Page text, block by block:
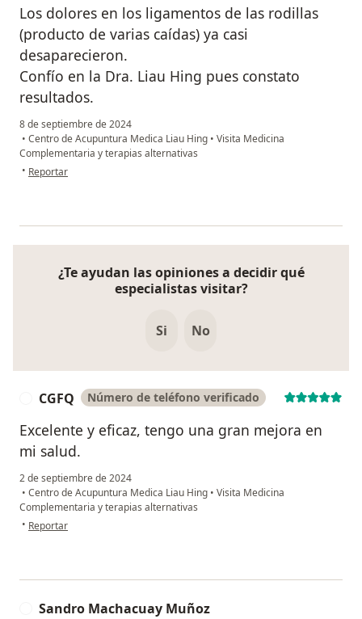
Los dolores en los ligamentos de las rodillas
(producto de varias caídas) ya casi
desaparecieron.
Confío en la Dra. Liau Hing pues constato
resultados.
8 de septiembre de 2024
• Centro de Acupuntura Medica Liau Hing • Visita Medicina
Complementaria y terapias alternativas
• en opinión del usuario Edith Rios
Reportar
¿Te ayudan las opiniones a decidir qué
especialistas visitar?
Si No
CGFQ Número de teléfono verificado
Excelente y eficaz, tengo una gran mejora en
mi salud.
2 de septiembre de 2024
• Centro de Acupuntura Medica Liau Hing • Visita Medicina
Complementaria y terapias alternativas
• en opinión del usuario CGFQ
Reportar
Sandro Machacuay Muñoz